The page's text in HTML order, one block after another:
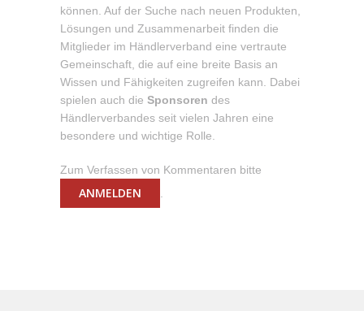
können. Auf der Suche nach neuen Produkten,
Lösungen und Zusammenarbeit finden die
Mitglieder im Händlerverband eine vertraute
Gemeinschaft, die auf eine breite Basis an
Wissen und Fähigkeiten zugreifen kann. Dabei
spielen auch die Sponsoren des
Händlerverbandes seit vielen Jahren eine
besondere und wichtige Rolle.
Zum Verfassen von Kommentaren bitte
ANMELDEN